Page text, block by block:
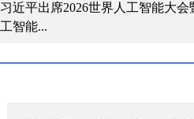
习近平出席2026世界人工智能大会
工智能...
驻阿联酋大使曾继新在阿主流